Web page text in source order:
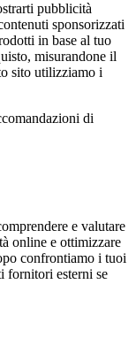
pubblicità
sponsorizzati
in base al tuo
misurandone il
sito utilizziamo i
di
e valutare
online e ottimizzare
confrontiamo i tuoi
fornitori esterni se